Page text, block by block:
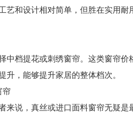
艺和设计相对简单，但胜在实用
档提花或刺绣窗帘。这类窗帘价
升，能够提升家居的整体档次。
说，真丝或进口面料窗帘无疑是